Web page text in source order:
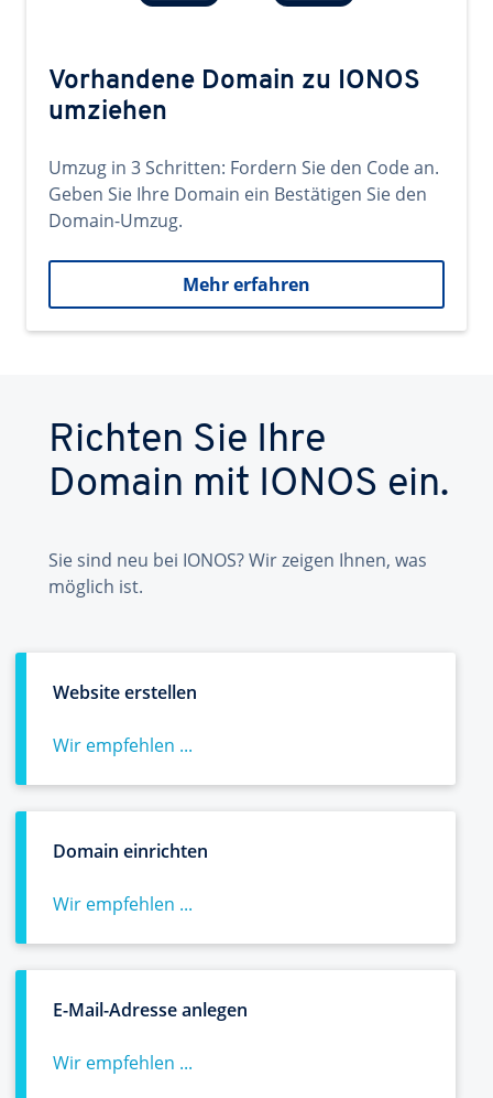
Vorhandene Domain zu IONOS
umziehen
Umzug in 3 Schritten: Fordern Sie den Code an.
Geben Sie Ihre Domain ein Bestätigen Sie den
Domain-Umzug.
Mehr erfahren
Richten Sie Ihre
Domain mit IONOS ein.
Sie sind neu bei IONOS? Wir zeigen Ihnen, was
möglich ist.
Website erstellen
Wir empfehlen ...
Domain einrichten
Wir empfehlen ...
E-Mail-Adresse anlegen
Wir empfehlen ...